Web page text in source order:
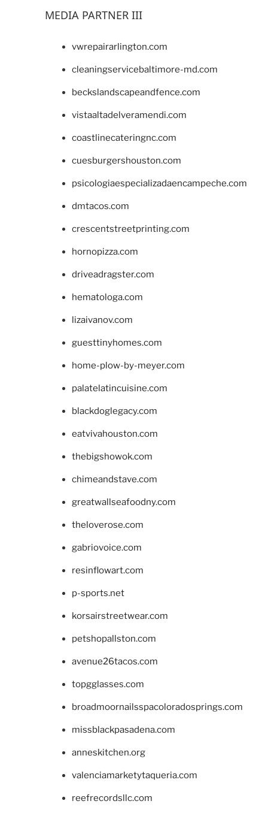
MEDIA PARTNER III
vwrepairarlington.com
cleaningservicebaltimore-md.com
beckslandscapeandfence.com
vistaaltadelveramendi.com
coastlinecateringnc.com
cuesburgershouston.com
psicologiaespecializadaencampeche.com
dmtacos.com
crescentstreetprinting.com
hornopizza.com
driveadragster.com
hematologa.com
lizaivanov.com
guesttinyhomes.com
home-plow-by-meyer.com
palatelatincuisine.com
blackdoglegacy.com
eatvivahouston.com
thebigshowok.com
chimeandstave.com
greatwallseafoodny.com
theloverose.com
gabriovoice.com
resinflowart.com
p-sports.net
korsairstreetwear.com
petshopallston.com
avenue26tacos.com
topgglasses.com
broadmoornailsspacoloradosprings.com
missblackpasadena.com
anneskitchen.org
valenciamarketytaqueria.com
reefrecordsllc.com